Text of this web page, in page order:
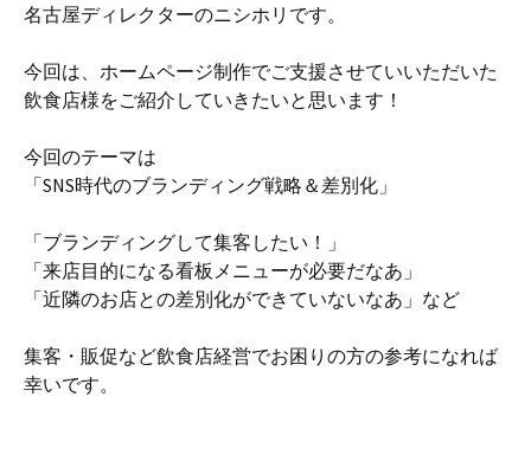
名古屋ディレクターのニシホリです。
今回は、ホームページ制作でご支援させていいただいた
飲食店様をご紹介していきたいと思います！
今回のテーマは
「SNS時代のブランディング戦略＆差別化」
「ブランディングして集客したい！」
「来店目的になる看板メニューが必要だなあ」
「近隣のお店との差別化ができていないなあ」など
集客・販促など飲食店経営でお困りの方の参考になれば
幸いです。